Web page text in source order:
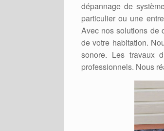
dépannage de
particulier ou une
Avec nos solutions de
de votre habitation.
sonore. Les travaux
professionnels. Nous